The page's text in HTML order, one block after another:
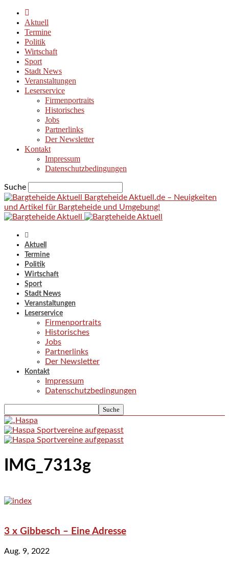
Aktuell
Termine
Politik
Wirtschaft
Sport
Stadt News
Veranstaltungen
Leserservice
Firmenportraits
Historisches
Jobs
Partnerlinks
Der Newsletter
Kontakt
Impressum
Datenschutzbedingungen
Suche
Bargteheide Aktuell.de – Neuigkeiten
und Artikel für Bargteheide und Umgebung!
Aktuell
Termine
Politik
Wirtschaft
Sport
Stadt News
Veranstaltungen
Leserservice
Firmenportraits
Historisches
Jobs
Partnerlinks
Der Newsletter
Kontakt
Impressum
Datenschutzbedingungen
IMG_7313g
3 x Gibbesch – Eine Adresse
Aug. 9, 2022